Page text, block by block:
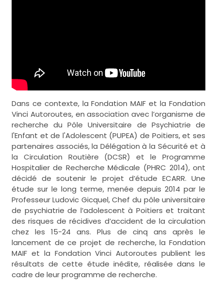
Dans ce contexte, la Fondation MAIF et la Fondation
Vinci Autoroutes, en association avec l’organisme de
recherche du Pôle Universitaire de Psychiatrie de
l'Enfant et de l'Adolescent (PUPEA) de Poitiers, et ses
partenaires associés, la Délégation à la Sécurité et à
la Circulation Routière (DCSR) et le Programme
Hospitalier de Recherche Médicale (PHRC 2014), ont
décidé de soutenir le projet d’étude ECARR. Une
étude sur le long terme, menée depuis 2014 par le
Professeur Ludovic Gicquel, Chef du pôle universitaire
de psychiatrie de l’adolescent à Poitiers et traitant
des risques de récidives d’accident de la circulation
chez les 15-24 ans. Plus de cinq ans après le
lancement de ce projet de recherche, la Fondation
MAIF et la Fondation Vinci Autoroutes publient les
résultats de cette étude inédite, réalisée dans le
cadre de leur programme de recherche.